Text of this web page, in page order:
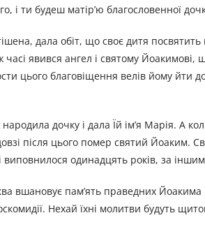
і ти будеш матір’ю благословенної
дала обіт, що своє дитя
часі явився ангел і святому Йоакимові,
цього благовіщення велів йому йти
дочку і дала Їй ім’я Марія. А
після цього помер святий Йоаким.
виповнилося одинадцять років, за
вшановує пам’ять праведних
Нехай їхні молитви будуть